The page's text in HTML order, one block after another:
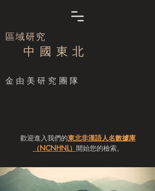
區域研究
中 國 東 北
​金由美研究團隊
歡迎進入我們的東北非漢語人名數據庫
（NCNHNL） 開始您的檢索。